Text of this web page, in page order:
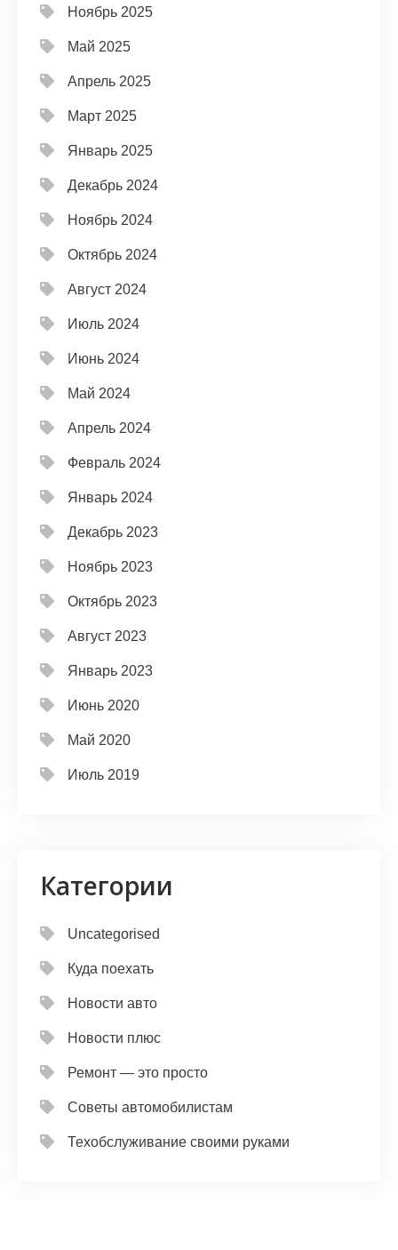
Ноябрь 2025
Май 2025
Апрель 2025
Март 2025
Январь 2025
Декабрь 2024
Ноябрь 2024
Октябрь 2024
Август 2024
Июль 2024
Июнь 2024
Май 2024
Апрель 2024
Февраль 2024
Январь 2024
Декабрь 2023
Ноябрь 2023
Октябрь 2023
Август 2023
Январь 2023
Июнь 2020
Май 2020
Июль 2019
Категории
Uncategorised
Куда поехать
Новости авто
Новости плюс
Ремонт — это просто
Советы автомобилистам
Техобслуживание своими руками